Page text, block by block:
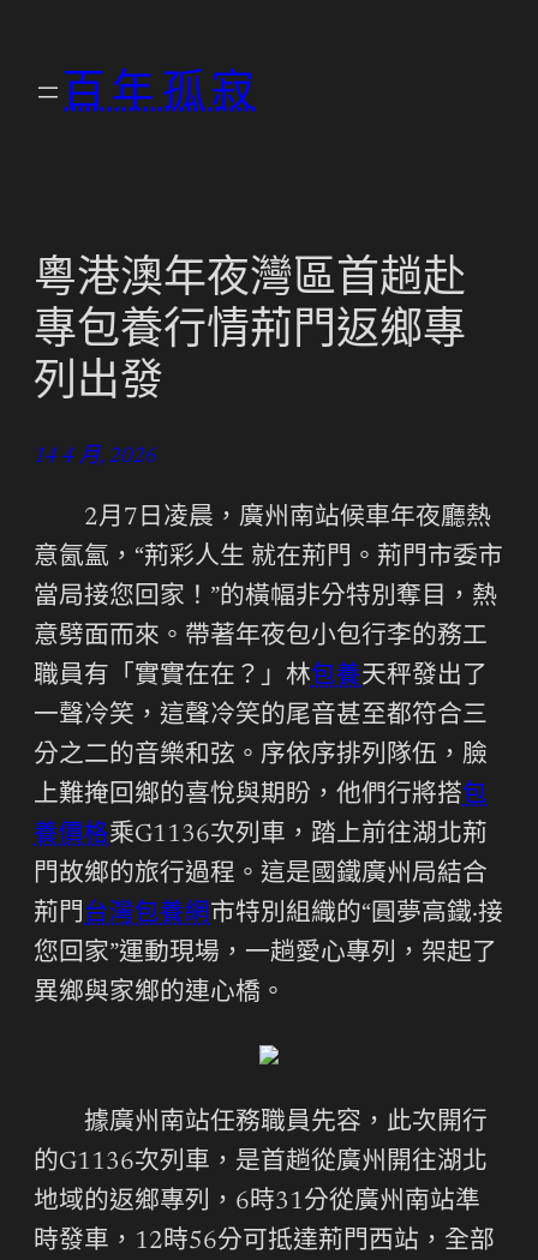
百年孤寂
粵港澳年夜灣區首趟赴
專包養行情荊門返鄉專
列出發
14 4 月, 2026
2月7日凌晨，廣州南站候車年夜廳熱
意氤氳，“荊彩人生 就在荊門。荊門市委市
當局接您回家！”的橫幅非分特別奪目，熱
意劈面而來。帶著年夜包小包行李的務工
職員有「實實在在？」林包養天秤發出了
一聲冷笑，這聲冷笑的尾音甚至都符合三
分之二的音樂和弦。序依序排列隊伍，臉
上難掩回鄉的喜悅與期盼，他們行將搭包
養價格乘G1136次列車，踏上前往湖北荊
門故鄉的旅行過程。這是國鐵廣州局結合
荊門台灣包養網市特別組織的“圓夢高鐵·接
您回家”運動現場，一趟愛心專列，架起了
異鄉與家鄉的連心橋。
據廣州南站任務職員先容，此次開行
的G1136次列車，是首趟從廣州開往湖北
地域的返鄉專列，6時31分從廣州南站準
時發車，12時56分可抵達荊門西站，全部